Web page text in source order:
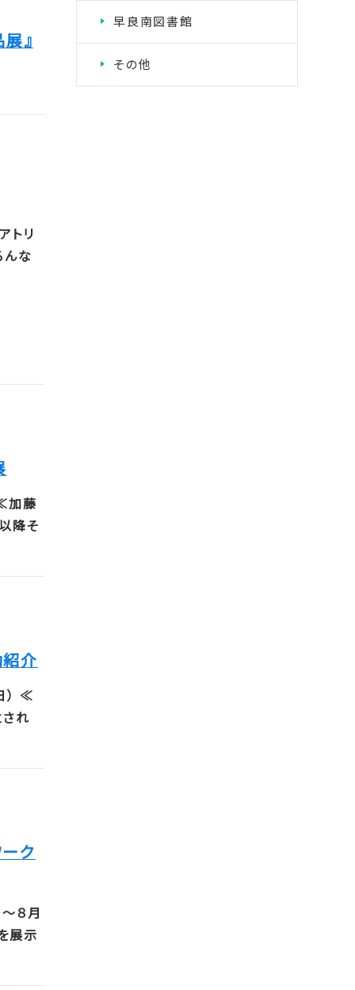
』
トリ
んな
加藤
降そ
紹介
） ≪
れ
ク
８月
展示
早良南図書館
その他